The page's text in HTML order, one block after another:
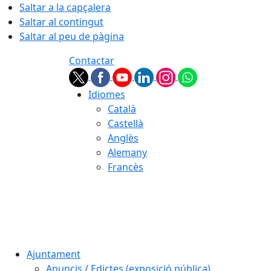
Saltar a la capçalera
Saltar al contingut
Saltar al peu de pàgina
Contactar
Idiomes
Català
Castellà
Anglès
Alemany
Francès
Ajuntament